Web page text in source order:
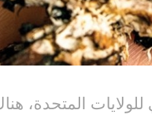
المتحدة،